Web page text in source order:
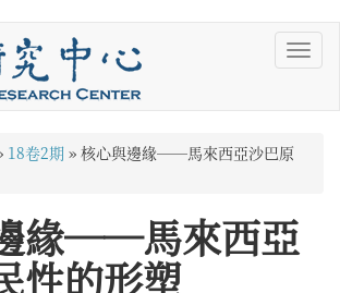
18卷2期 » 核心與邊緣──馬來西亞沙巴原
緣──馬來西亞
性的形塑